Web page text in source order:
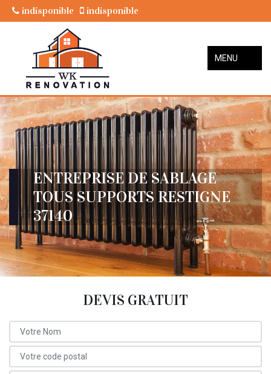
indisponible indisponible
MENU
ENTREPRISE DE SABLAGE
TOUS SUPPORTS RESTIGNE
37140
DEVIS GRATUIT